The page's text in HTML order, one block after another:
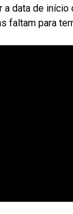
data de
para